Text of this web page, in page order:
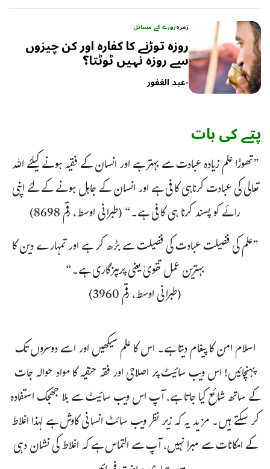
زمرہروزے کے مسائل
روزہ توڑنے کا کفارہ اور کن چیزوں
سے روزہ نہیں ٹوٹتا؟
-عبد الغفور
پتے کی بات
”تھوڑا علم زیادہ عبادت سے بہتر ہے اور انسان کے فقیہ ہونے کیلئے اللہ
تعالی کی عبادت کرناہی کافی ہے اور انسان کے جاہل ہونے کے لئے اپنی
رائے کو پسند کرنا ہی کافی ہے۔“ (طبرانی اوسط، رقم 8698)
”علم کی فضیلت عبادت کی فضیلت سے بڑھ کر ہے اور تمہارے دین کا
بہترین عمل تقویٰ یعنی پرہیزگاری ہے۔“
(طبرانی اوسط، رقم 3960)
اسلام امن کا پیغام دیتا ہے۔ اس کا علم سیکھیں اور اسے دوسروں تک
پہنچائیں! اس ویب سائیٹ پر اصلاحی اور فقہ حنفیہ کا مواد حوالہ جات
کے ساتھ شائع کیا جاتا ہے، آپ اس ویب سائیٹ سے بلا جھجک استفادہ
کر سکتے ہیں۔ مزید یہ کہ زیر نظر ویب سائٹ انسانی کاوش ہے لہذا اغلاط
کے امکانات سے مبرا نہیں، آپ سے التماس ہے کہ اغلاط کی نشان دہی